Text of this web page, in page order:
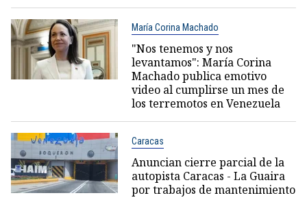
María Corina Machado
"Nos tenemos y nos
levantamos": María Corina
Machado publica emotivo
video al cumplirse un mes de
los terremotos en Venezuela
Caracas
Anuncian cierre parcial de la
autopista Caracas - La Guaira
por trabajos de mantenimiento